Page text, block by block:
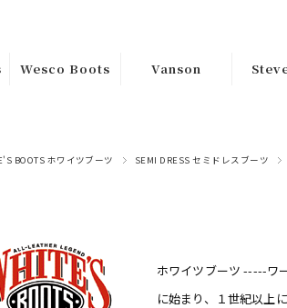
Wesco Boots
Order
Jobmaster
Vanson
BOOTS ホワイツブーツ SEMI DRESS セミドレスブーツ
ホワイツブーツ -----ワ
に始まり、１世紀以上